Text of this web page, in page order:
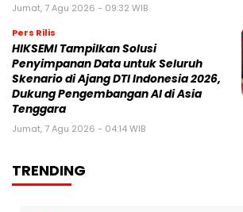
Jumat, 7 Agu 2026 - 09:32 WIB
Pers Rilis
HIKSEMI Tampilkan Solusi
Penyimpanan Data untuk Seluruh
Skenario di Ajang DTI Indonesia 2026,
Dukung Pengembangan AI di Asia
Tenggara
Jumat, 7 Agu 2026 - 04:14 WIB
TRENDING